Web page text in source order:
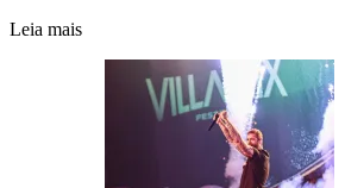
Leia mais